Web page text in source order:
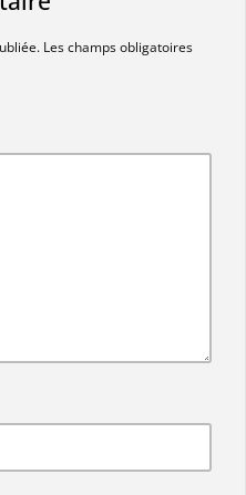
Les champs obligatoires